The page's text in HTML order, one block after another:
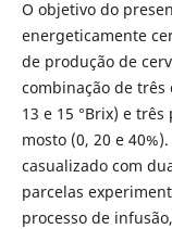
O objetivo do
energeticamente
de produção de
combinação de
13 e 15 °Brix) e
mosto (0, 20 e
casualizado com
parcelas
processo de